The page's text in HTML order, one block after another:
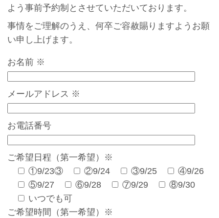
よう事前予約制とさせていただいております。
事情をご理解のうえ、何卒ご容赦賜りますようお願
い申し上げます。
お名前 ※
メールアドレス ※
お電話番号
ご希望日程（第一希望）
※
①9/23③
②9/24 ③9/25
④9/26
⑤9/27
⑥9/28 ⑦9/29
⑧9/30
いつでも可
ご希望時間（第一希望）
※